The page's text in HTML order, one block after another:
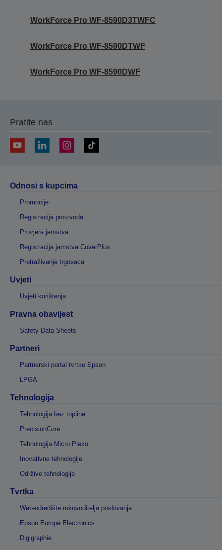
WorkForce Pro WF-8590D3TWFC
WorkForce Pro WF-8590DTWF
WorkForce Pro WF-8590DWF
Pratite nas
Odnosi s kupcima
Promocije
Registracija proizvoda
Provjera jamstva
Registracija jamstva CoverPlus
Pretraživanje trgovaca
Uvjeti
Uvjeti korištenja
Pravna obavijest
Safety Data Sheets
Partneri
Partnerski portal tvrtke Epson
LPGA
Tehnologija
Tehnologija bez topline
PrecisionCore
Tehnologija Micro Piezo
Inovativne tehnologije
Održive tehnologije
Tvrtka
Web-odredište rukovoditelja poslovanja
Epson Europe Electronics
Digigraphie